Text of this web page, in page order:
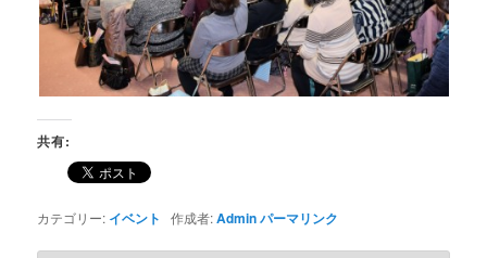
共有:
カテゴリー: イベント 作成者:Adminパーマリンク